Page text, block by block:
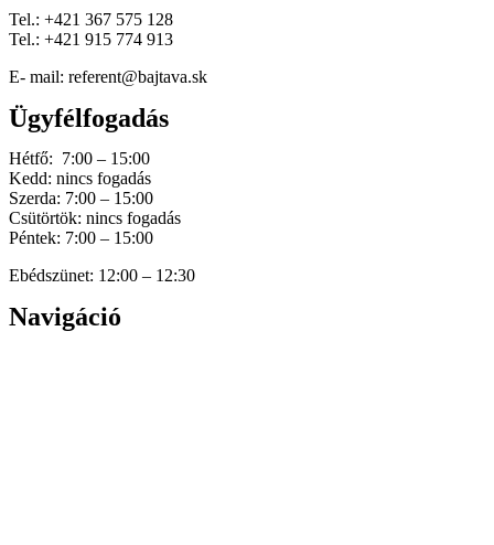
Tel.: +421 367 575 128
Tel.: +421 915 774 913
E- mail: referent@bajtava.sk
Ügyfélfogadás
Hétfő: 7:00 – 15:00
Kedd: nincs fogadás
Szerda: 7:00 – 15:00
Csütörtök: nincs fogadás
Péntek: 7:00 – 15:00
Ebédszünet: 12:00 – 12:30
Navigáció